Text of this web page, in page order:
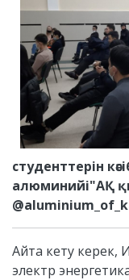
студенттерін
алюминийі"АҚ
Айта кету керек,
электр